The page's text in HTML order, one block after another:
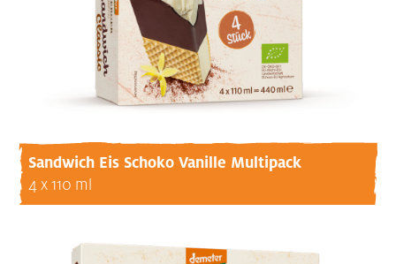
Sandwich Eis Schoko Vanille Multipack
4 x 110 ml